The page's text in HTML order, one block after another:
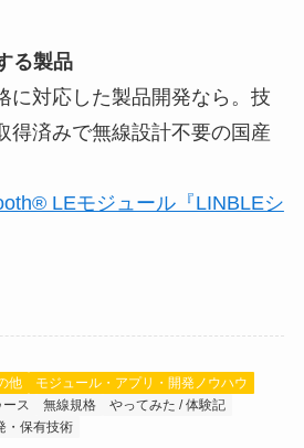
る製品
に対応した製品開発なら。技
得済みで無線設計不要の国産
LEモジュール『LINBLEシ
他
モジュール・アプリ・開発ノウハウ
ス
無線規格
やってみた / 体験記
・保有技術